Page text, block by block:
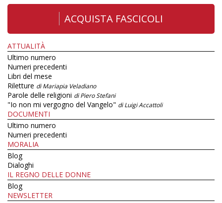
ACQUISTA FASCICOLI
ATTUALITÀ
Ultimo numero
Numeri precedenti
Libri del mese
Riletture di Mariapia Veladiano
Parole delle religioni di Piero Stefani
"Io non mi vergogno del Vangelo" di Luigi Accattoli
DOCUMENTI
Ultimo numero
Numeri precedenti
MORALIA
Blog
Dialoghi
IL REGNO DELLE DONNE
Blog
NEWSLETTER